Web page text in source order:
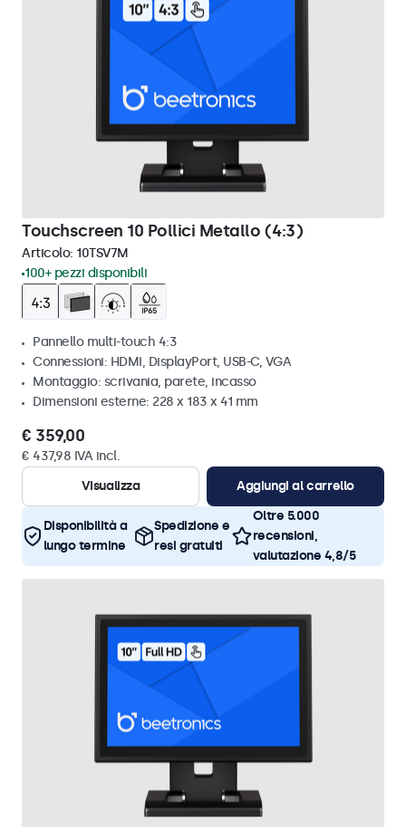
Touchscreen 10 Pollici Metallo (4:3)
Articolo: 10TSV7M
100+ pezzi disponibili
Pannello multi-touch 4:3
Connessioni: HDMI, DisplayPort, USB-C, VGA
Montaggio: scrivania, parete, incasso
Dimensioni esterne: 228 x 183 x 41 mm
€ 359,00
€ 437,98 IVA incl.
Visualizza
Aggiungi al carrello
Disponibilità a
lungo termine
Spedizione e
resi gratuiti
Oltre 5.000
recensioni,
valutazione 4,8/5